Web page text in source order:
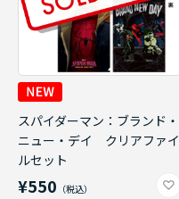
スパイダーマン：ブランド・
ニュー・デイ クリアファイ
ルセット
¥550